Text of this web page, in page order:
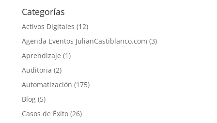
Categorías
Activos Digitales (12)
Agenda Eventos JulianCastiblanco.com (3)
Aprendizaje (1)
Auditoria (2)
Automatización (175)
Blog(5)
Casos de Éxito(26)